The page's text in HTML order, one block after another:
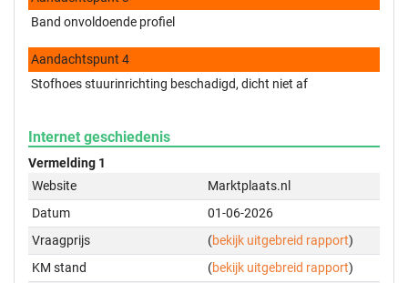
Band onvoldoende profiel
Aandachtspunt 4
Stofhoes stuurinrichting beschadigd, dicht niet af
Internet geschiedenis
Vermelding 1
Website
Marktplaats.nl
Datum
01-06-2026
Vraagprijs
(bekijk uitgebreid rapport)
KM stand
(bekijk uitgebreid rapport)